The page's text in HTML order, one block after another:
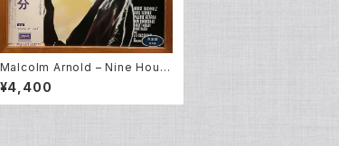
Malcolm Arnold – Nine Hours
To Rama (LP)
¥4,400